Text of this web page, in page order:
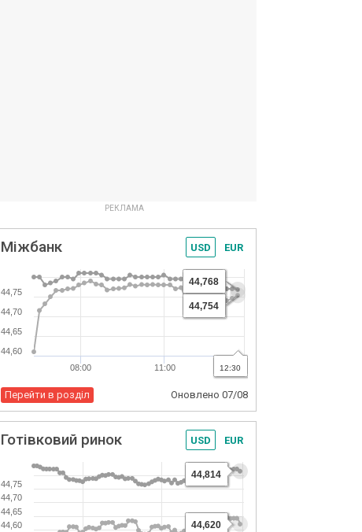
Міжбанк USD EUR
08:00 11:00 21:00
44,60
44,65
44,70
44,75
12:30
44,768
44,754
Перейти в розділ Оновлено 07/08
Готівковий ринок USD EUR
44,60
44,65
44,70
44,75
44,814
44,620